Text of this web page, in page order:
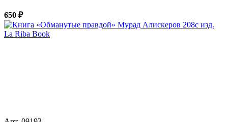
650 ₽